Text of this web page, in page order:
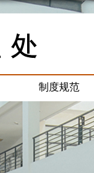
制度规范